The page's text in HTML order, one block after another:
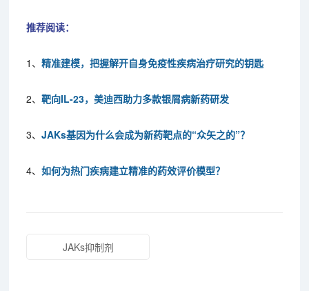
推荐阅读：
1、精准建模，把握解开自身免疫性疾病治疗研究的钥匙
2、靶向IL-23，美迪西助力多款银屑病新药研发
3、JAKs基因为什么会成为新药靶点的“众矢之的”？
4、如何为热门疾病建立精准的药效评价模型？
JAKs抑制剂